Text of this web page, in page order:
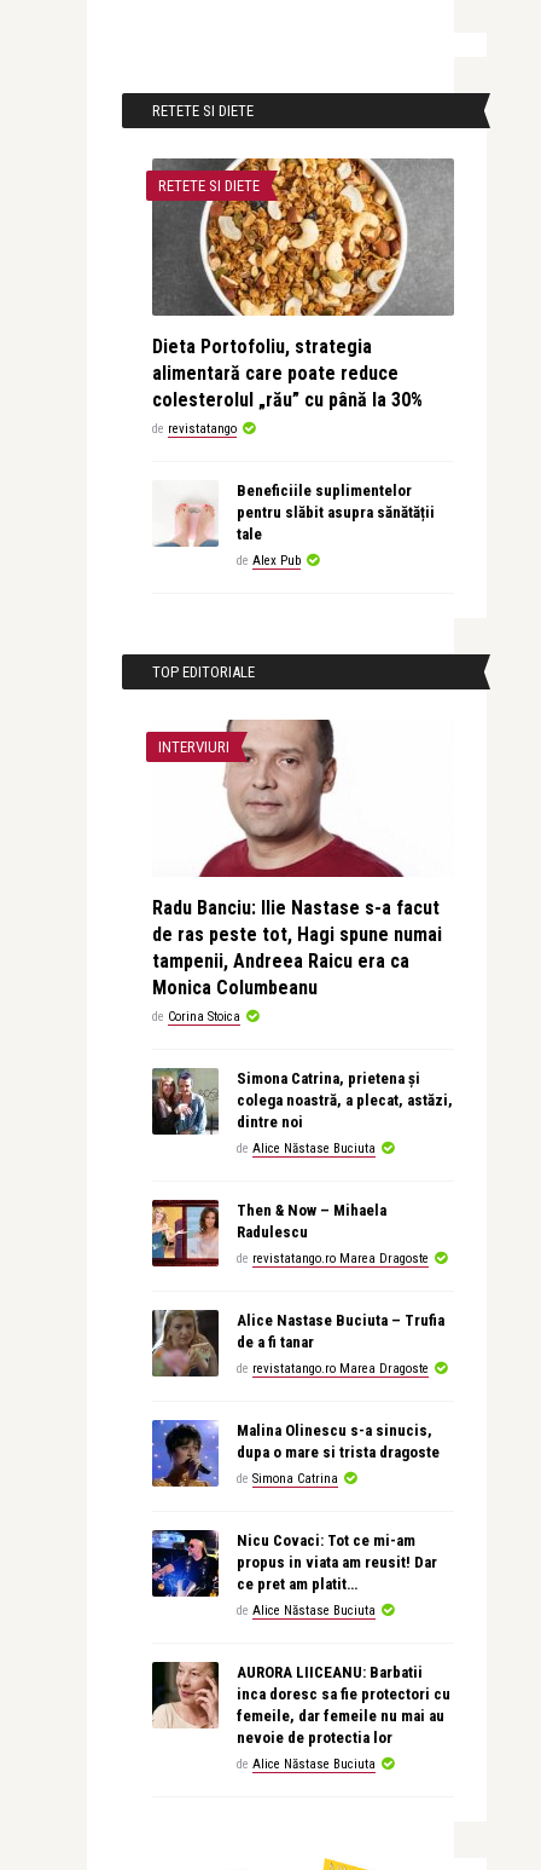
RETETE SI DIETE
RETETE SI DIETE
Dieta Portofoliu, strategia
alimentară care poate reduce
colesterolul „rău” cu până la 30%
de revistatango
Beneficiile suplimentelor
pentru slăbit asupra sănătății
tale
de Alex Pub
TOP EDITORIALE
INTERVIURI
Radu Banciu: Ilie Nastase s-a facut
de ras peste tot, Hagi spune numai
tampenii, Andreea Raicu era ca
Monica Columbeanu
de Corina Stoica
Simona Catrina, prietena și
colega noastră, a plecat, astăzi,
dintre noi
de Alice Năstase Buciuta
Then & Now – Mihaela
Radulescu
de revistatango.ro Marea Dragoste
Alice Nastase Buciuta – Trufia
de a fi tanar
de revistatango.ro Marea Dragoste
Malina Olinescu s-a sinucis,
dupa o mare si trista dragoste
de Simona Catrina
Nicu Covaci: Tot ce mi-am
propus in viata am reusit! Dar
ce pret am platit…
de Alice Năstase Buciuta
AURORA LIICEANU: Barbatii
inca doresc sa fie protectori cu
femeile, dar femeile nu mai au
nevoie de protectia lor
de Alice Năstase Buciuta